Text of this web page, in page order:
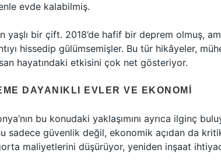
evde kalabilmiş.
yaşlı bir çift. 2018’de hafif bir deprem olmuş,
hissedip gülümsemişler. Bu tür hikâyeler,
hayatındaki etkisini çok net gösteriyor.
DAYANIKLI EVLER VE EKONOMI
bu konudaki yaklaşımını ayrıca ilginç
sadece güvenlik değil, ekonomik açıdan da
maliyetlerini düşürüyor, yeniden inşaat